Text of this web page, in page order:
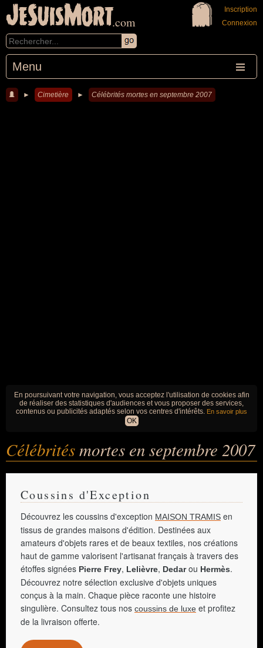
JeSuisMort.com
Menu
Inscription
Connexion
► Cimetière ► Célébrités mortes en septembre 2007
En poursuivant votre navigation, vous acceptez l'utilisation de cookies afin
de réaliser des statistiques d'audiences et vous proposer des services,
contenus ou publicités adaptés selon vos centres d'intérêts. En savoir plus
OK
Célébritésmortes en septembre 2007
Coussins d'Exception
Découvrez les coussins d'exception MAISON TRAMIS en
tissus de grandes maisons d'édition. Destinées aux
amateurs d'objets rares et de beaux textiles, nos créations
haut de gamme valorisent l'artisanat français à travers des
étoffes signées Pierre Frey, Lelièvre, Dedarou Hermès.
Découvrez notre sélection exclusive d'objets uniques
conçus à la main. Chaque pièce raconte une histoire
singulière. Consultez tous nos coussins de luxe et profitez
de la livraison offerte.